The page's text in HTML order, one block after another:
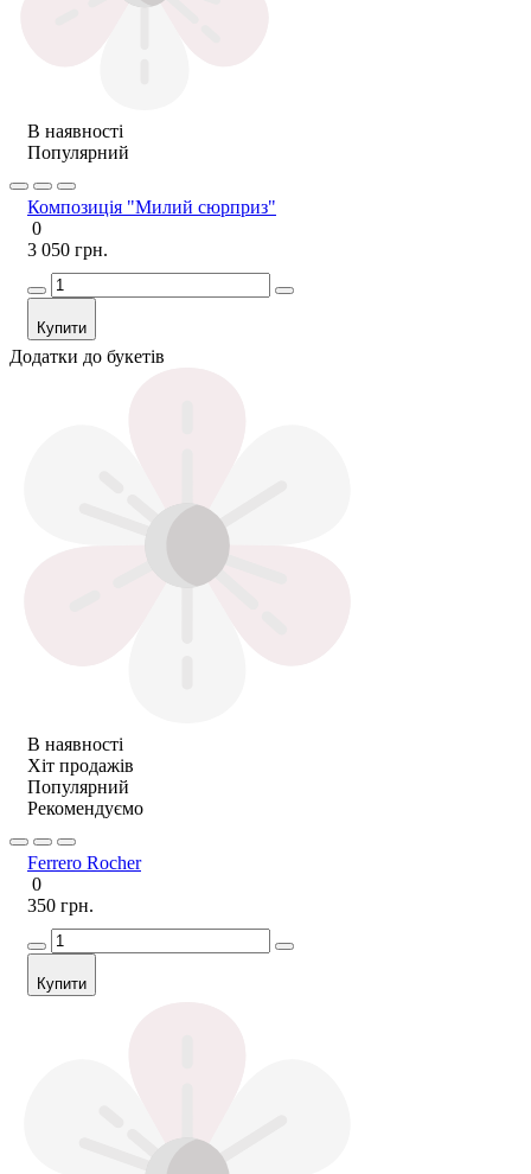
В наявності
Популярний
Композиція "Милий сюрприз"
0
3 050 грн.
Купити
Додатки до букетів
В наявності
Хіт продажів
Популярний
Рекомендуємо
Ferrero Rocher
0
350 грн.
Купити